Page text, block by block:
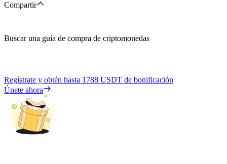
Compartir
Buscar una guía de compra de criptomonedas
Regístrate y obtén hasta 1788 USDT de bonificación
Únete ahora